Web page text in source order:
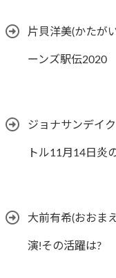
片貝洋美(かたが
ーンズ駅伝2020
ジョナサンデイ
トル11月14日炎
大前有希(おおま
演!その活躍は?